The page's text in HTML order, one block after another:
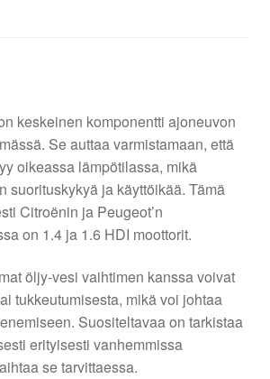
keskeinen komponentti ajoneuvon
Se auttaa varmistamaan, että
oikeassa lämpötilassa, mikä
suorituskykyä ja käyttöikää. Tämä
Citroënin ja Peugeot’n
on 1.4 ja 1.6 HDI moottorit.
öljy-vesi vaihtimen kanssa voivat
tukkeutumisesta, mikä voi johtaa
Suositeltavaa on tarkistaa
erityisesti vanhemmissa
se tarvittaessa.